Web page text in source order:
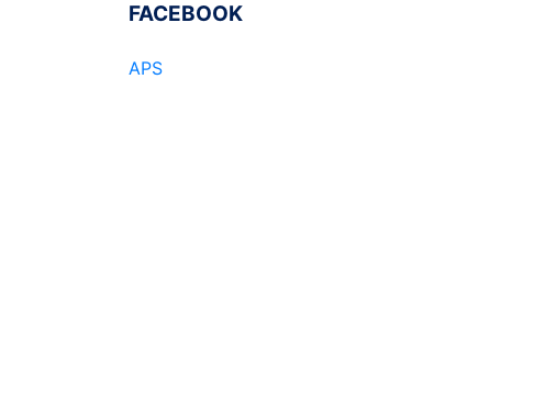
FACEBOOK
APS